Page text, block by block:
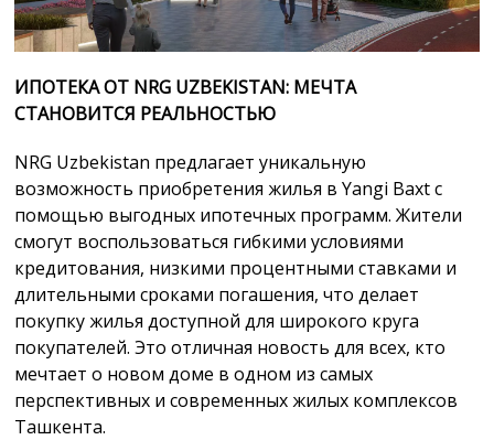
ИПОТЕКА ОТ NRG UZBEKISTAN: МЕЧТА
СТАНОВИТСЯ РЕАЛЬНОСТЬЮ
NRG Uzbekistan предлагает уникальную
возможность приобретения жилья в Yangi Baxt с
помощью выгодных ипотечных программ. Жители
смогут воспользоваться гибкими условиями
кредитования, низкими процентными ставками и
длительными сроками погашения, что делает
покупку жилья доступной для широкого круга
покупателей. Это отличная новость для всех, кто
мечтает о новом доме в одном из самых
перспективных и современных жилых комплексов
Ташкента.